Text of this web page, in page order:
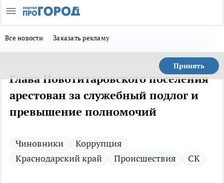
Все новости Заказать рекламу
Принять
Глава Новотитаровского поселения
арестован за служебный подлог и
превышение полномочий
Чиновники
Коррупция
Краснодарский край
Происшествия СК